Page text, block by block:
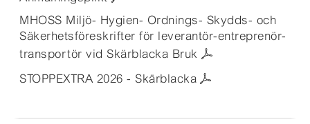
MHOSS Miljö- Hygien- Ordnings- Skydds- och
Säkerhetsföreskrifter för leverantör-entreprenör-
transportör vid Skärblacka Bruk
STOPPEXTRA 2026 - Skärblacka